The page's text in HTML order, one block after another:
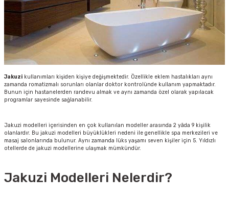
Jakuzi kullanımları kişiden kişiye değişmektedir. Özellikle eklem hastalıkları aynı
zamanda romatizmalı sorunları olanlar doktor kontrolünde kullanım yapmaktadır.
Bunun için hastanelerden randevu almak ve aynı zamanda özel olarak yapılacak
programlar sayesinde sağlanabilir.
Jakuzi modelleri içerisinden en çok kullanılan modeller arasında 2 yâda 9 kişilik
olanlardır. Bu jakuzi modelleri büyüklükleri nedeni ile genellikle spa merkezileri ve
masaj salonlarında bulunur. Aynı zamanda lüks yaşamı seven kişiler için 5. Yıldızlı
otellerde de jakuzi modellerine ulaşmak mümkündür.
Jakuzi Modelleri Nelerdir?